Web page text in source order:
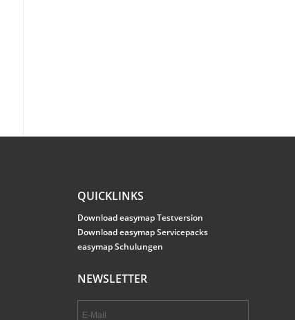
QUICKLINKS
Download easymap Testversion
Download easymap Servicepacks
easymap Schulungen
NEWSLETTER